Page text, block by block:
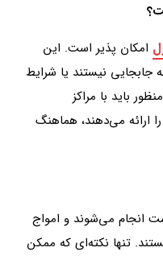
امکان‌ پذیر است. این
جابجایی نیستند یا شرایط
باید با مراکز
ارائه می‌دهند، هماهنگ
انجام می‌شوند و امواج
تنها نکته‌ای که ممکن